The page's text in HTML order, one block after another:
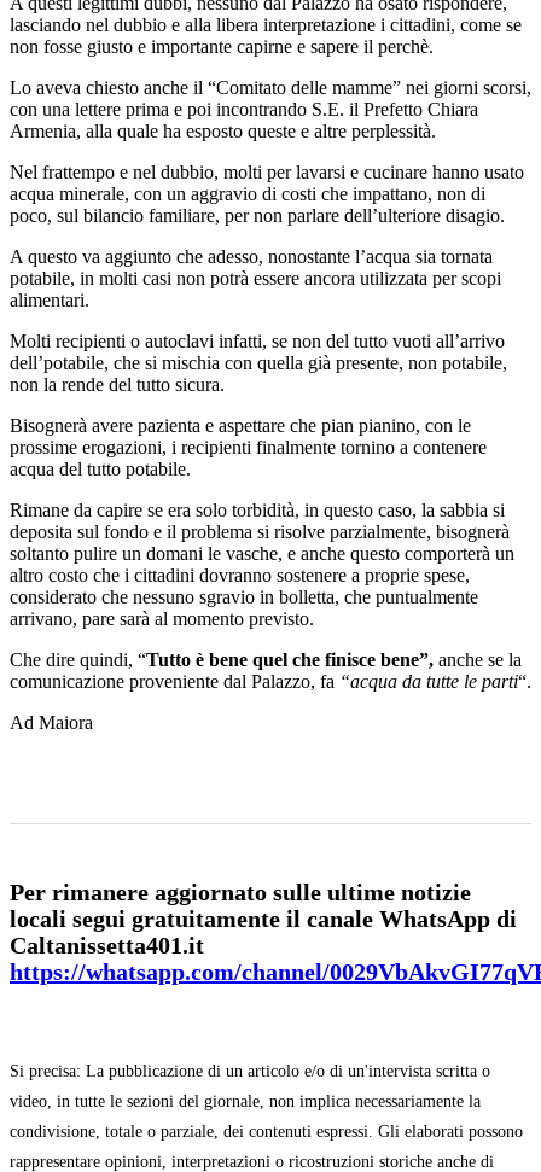
lasciando nel dubbio e alla libera interpretazione i cittadini, come se
non fosse giusto e importante capirne e sapere il perchè.
Lo aveva chiesto anche il “Comitato delle mamme” nei giorni scorsi,
con una lettere prima e poi incontrando S.E. il Prefetto Chiara
Armenia, alla quale ha esposto queste e altre perplessità.
Nel frattempo e nel dubbio, molti per lavarsi e cucinare hanno usato
acqua minerale, con un aggravio di costi che impattano, non di
poco, sul bilancio familiare, per non parlare dell’ulteriore disagio.
A questo va aggiunto che adesso, nonostante l’acqua sia tornata
potabile, in molti casi non potrà essere ancora utilizzata per scopi
alimentari.
Molti recipienti o autoclavi infatti, se non del tutto vuoti all’arrivo
dell’potabile, che si mischia con quella già presente, non potabile,
non la rende del tutto sicura.
Bisognerà avere pazienta e aspettare che pian pianino, con le
prossime erogazioni, i recipienti finalmente tornino a contenere
acqua del tutto potabile.
Rimane da capire se era solo torbidità, in questo caso, la sabbia si
deposita sul fondo e il problema si risolve parzialmente, bisognerà
soltanto pulire un domani le vasche, e anche questo comporterà un
altro costo che i cittadini dovranno sostenere a proprie spese,
considerato che nessuno sgravio in bolletta, che puntualmente
arrivano, pare sarà al momento previsto.
Che dire quindi, “Tutto è bene quel che finisce bene”, anche se la
comunicazione proveniente dal Palazzo, fa “acqua da tutte le parti“.
Ad Maiora
Per rimanere aggiornato sulle ultime notizie
locali segui gratuitamente il canale WhatsApp di
Caltanissetta401.it
https://whatsapp.com/channel/
Si precisa: La pubblicazione di un articolo e/o di un'intervista scritta o
video, in tutte le sezioni del giornale, non implica necessariamente la
condivisione, totale o parziale, dei contenuti espressi. Gli elaborati possono
rappresentare opinioni, interpretazioni o ricostruzioni storiche anche di